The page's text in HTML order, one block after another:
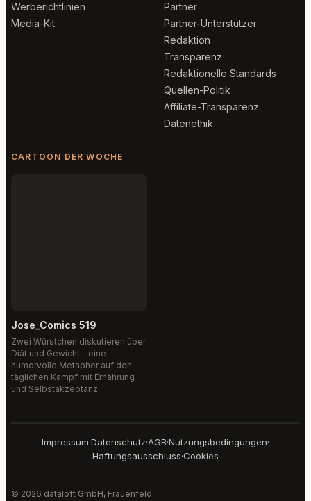
Werberichtlinien
Media-Kit
Partner
Partner-Unterstützer
Redaktion
Transparenz
Redaktionelle Standards
Quellen-Politik
Affiliate-Transparenz
Datenethik
CARTOON DER WOCHE
Jose_Comics 519
Zwei Würstchen diskutieren über
Diät und Gewicht – eine
humorvolle Metapher auf den
täglichen Kampf mit Ernährung
und Selbstakzeptanz.
Impressum·Datenschutz·AGB·Nutzungsbedingungen·
Haftungsausschluss·Cookies
© 2026 dataloft GmbH, Frauenfeld